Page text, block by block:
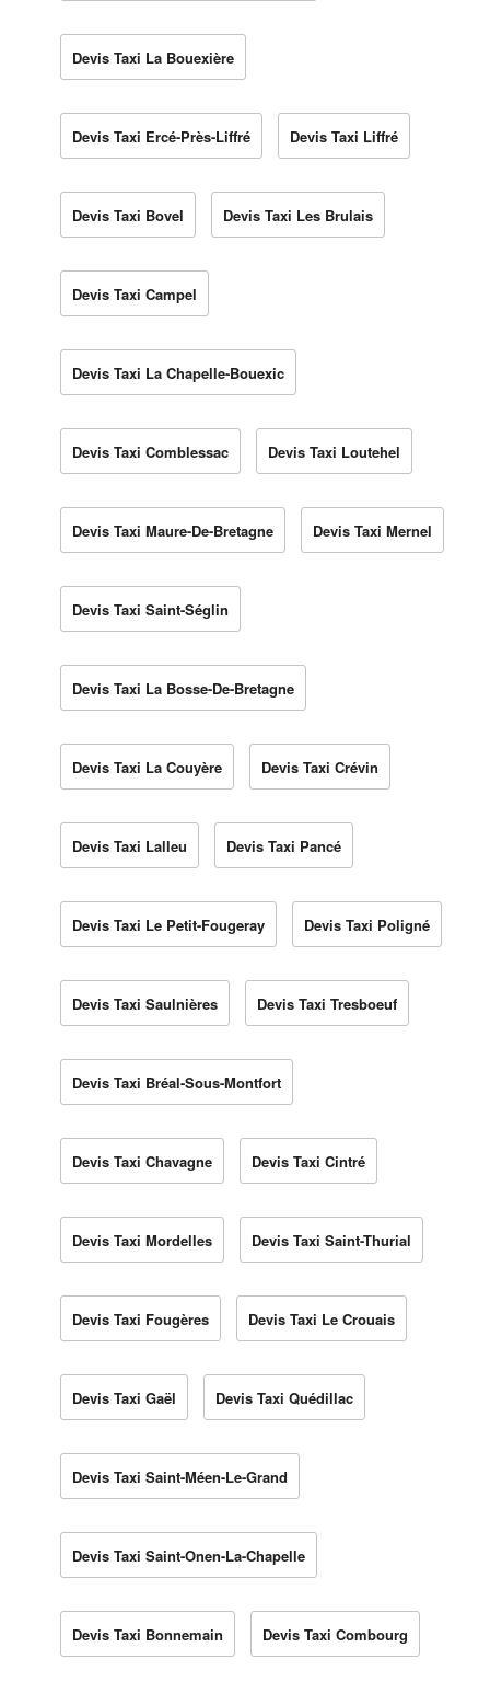
Devis Taxi La Bouexière
Devis Taxi Ercé-Près-Liffré Devis Taxi Liffré
Devis Taxi Bovel Devis Taxi Les Brulais
Devis Taxi Campel
Devis Taxi La Chapelle-Bouexic
Devis Taxi Comblessac Devis Taxi Loutehel
Devis Taxi Maure-De-Bretagne Devis Taxi Mernel
Devis Taxi Saint-Séglin
Devis Taxi La Bosse-De-Bretagne
Devis Taxi La Couyère Devis Taxi Crévin
Devis Taxi Lalleu Devis Taxi Pancé
Devis Taxi Le Petit-Fougeray Devis Taxi Poligné
Devis Taxi Saulnières Devis Taxi Tresboeuf
Devis Taxi Bréal-Sous-Montfort
Devis Taxi Chavagne Devis Taxi Cintré
Devis Taxi Mordelles Devis Taxi Saint-Thurial
Devis Taxi Fougères Devis Taxi Le Crouais
Devis Taxi Gaël Devis Taxi Quédillac
Devis Taxi Saint-Méen-Le-Grand
Devis Taxi Saint-Onen-La-Chapelle
Devis Taxi Bonnemain Devis Taxi Combourg